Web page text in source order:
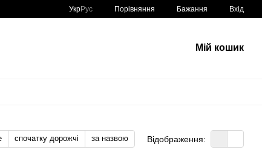
УкрРус Порівняння Бажання Вхід
Мій кошик
спочатку дорожчі за назвою Відображення: